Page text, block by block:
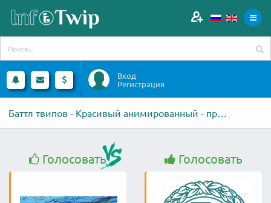
Вход
Регистрация
Баттл твипов - Красивый анимированный - против - Разработка логотипа
Голосовать Голосовать